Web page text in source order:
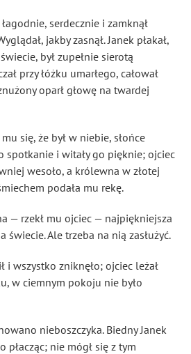
serdecznie i zamknął
jakby zasnął. Janek płakał,
był zupełnie sierotą
przy łóżku umarłego, całował
oparł głowę na twardej
się, że był w niebie, słońce
spotkanie i witały go pięknie; ojciec
wesoło, a królewna w złotej
podała mu rekę.
— rzekł mu ojciec — najpiękniejsza
Ale trzeba na nią zasłużyć.
i wszystko zniknęło; ojciec leżał
w ciemnym pokoju nie było
nieboszczyka. Biedny Janek
płacząc; nie mógł się z tym